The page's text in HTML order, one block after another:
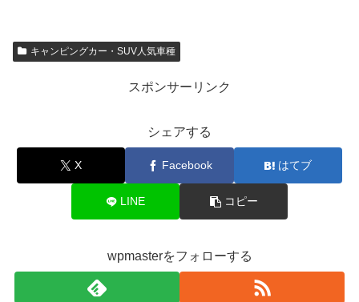
キャンピングカー・SUV人気車種
スポンサーリンク
シェアする
X Facebook はてブ
LINE コピー
wpmasterをフォローする